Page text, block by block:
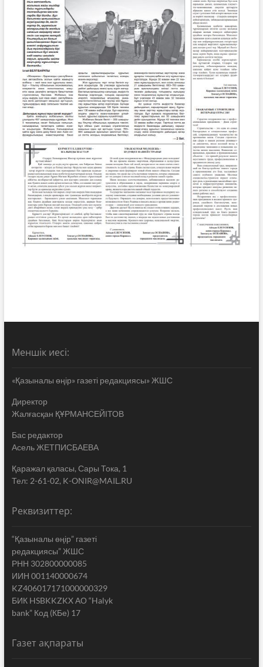
Меншік иесі:
«Қазыналы өңір» газеті редакциясы» ЖШС
Директор
Жалғасқан ҚҰРМАНСЕЙІТОВ
Бас редактор
Асель ЖЕТПИСБАЕВА
Қаражал қаласы, Сары Тока, 1
Тел: 2-61-02, K-ONIR@MAIL.RU
Реквизиттер:
“Қазыналы өңір” газеті
редакциясы” ЖШС
РНН 302800000085
ИИН 001140000674
KZ406017171000000329
БИК HSBKKZKX АО “Halyk
bank” Код (КБе) 17
Газет ақпараты